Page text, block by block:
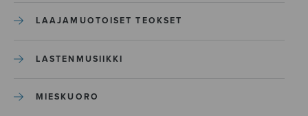
LAAJAMUOTOISET TEOKSET
LASTENMUSIIKKI
MIESKUORO